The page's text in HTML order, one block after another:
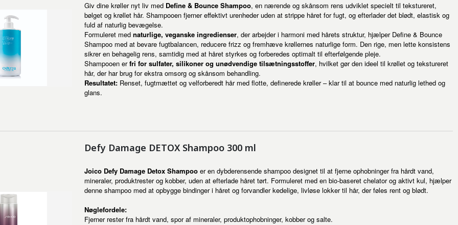
Giv dine krøller nyt liv med Define & Bounce Shampoo, en nærende og skånsom rens udviklet specielt til tekstureret,
bølget og krøllet hår. Shampooen fjerner effektivt urenheder uden at strippe håret for fugt, og efterlader det blødt, elastisk og
fuld af naturlig bevægelse.
Formuleret med naturlige, veganske ingredienser, der arbejder i harmoni med hårets struktur, hjælper Define & Bounce
Shampoo med at bevare fugtbalancen, reducere frizz og fremhæve krøllernes naturlige form. Den rige, men lette konsistens
sikrer en behagelig rens, samtidig med at håret styrkes og forberedes optimalt til efterfølgende pleje.
Shampooen erfri for sulfater, silikoner og unødvendige tilsætningsstoffer, hvilket gør den ideel til krøllet og tekstureret
hår, der har brug for ekstra omsorg og skånsom behandling.
Resultatet: Renset, fugtmættet og velforberedt hår med flotte, definerede krøller – klar til at bounce med naturlig lethed og
glans.
Defy Damage DETOX Shampoo 300 ml
Joico Defy Damage Detox Shampoo er en dybderensende shampoo designet til at fjerne ophobninger fra hårdt vand,
mineraler, produktrester og kobber, uden at efterlade håret tørt. Formuleret med en bio-baseret chelator og aktivt kul, hjælper
denne shampoo med at opbygge bindinger i håret og forvandler kedelige, livløse lokker til hår, der føles rent og blødt.
Nøglefordele:
Fjerner rester fra hårdt vand, spor af mineraler, produktophobninger, kobber og salte.